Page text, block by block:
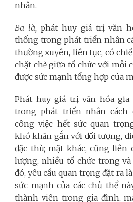
nhân.
Ba là, phát huy giá trị văn
thống trong phát triển nhân
thường xuyên, liên tục, có
chặt chẽ giữa tổ chức với mỗi
được sức mạnh tổng hợp của
Phát huy giá trị văn hóa
trong phát triển nhân cách
công việc hết sức quan
khó khăn gắn với đối tượng,
đặc thù; mặt khác, cũng liên
lượng, nhiều tổ chức trong và
đó, yêu cầu quan trọng đặt ra
sức mạnh của các chủ thể
thành viên trong gia đình,